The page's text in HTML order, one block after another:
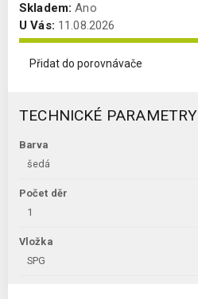
Skladem: Ano
U Vás: 11.08.2026
Přidat do porovnávače
TECHNICKÉ PARAMETRY
Barva
šedá
Počet děr
1
Vložka
SPG